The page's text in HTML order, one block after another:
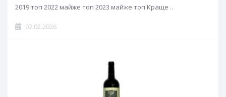
2019 топ 2022 майже топ 2023 майже топ Краще ..
02.02.2026